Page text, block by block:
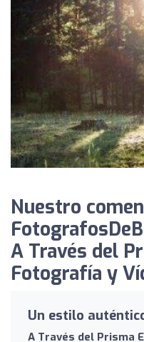
Nuestro
A Través del
Fotografía y
Un estilo
A Través del Prisma